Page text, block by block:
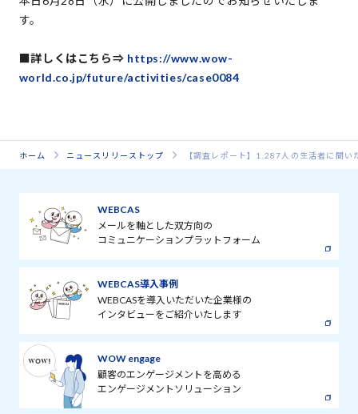
す。
■詳しくはこちら⇒ https://www.wow-
world.co.jp/future/activities/case0084
ホーム ニュースリリーストップ 【調査レポート】1,287人の生活者に聞
WEBCAS
メールを軸とした双方向の
コミュニケーションプラットフォーム
WEBCAS導入事例
WEBCASを導入いただいた企業様の
インタビューをご紹介いたします
WOW engage
顧客のエンゲージメントを高める
エンゲージメントソリューション